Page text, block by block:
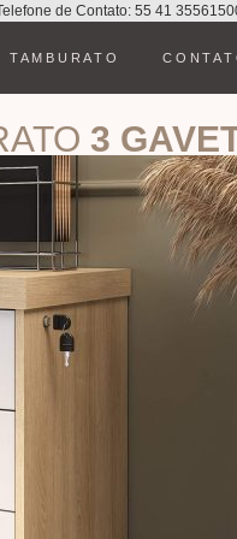
de Contato: 55 41
TAMBURATO
3